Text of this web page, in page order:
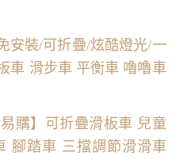
安裝/可折疊/炫酷燈光/一
車 滑步車 平衡車 嚕嚕車
易購】可折疊滑板車 兒童
腳踏車 三擋調節滑滑車